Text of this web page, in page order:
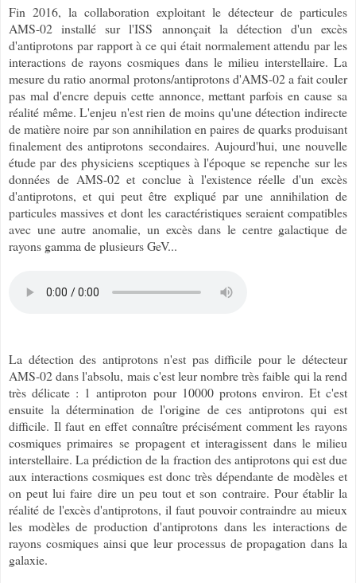
Fin 2016, la collaboration exploitant le détecteur de particules
AMS-02 installé sur l'ISS annonçait la détection d'un excès
d'antiprotons par rapport à ce qui était normalement attendu par les
interactions de rayons cosmiques dans le milieu interstellaire. La
mesure du ratio anormal protons/antiprotons d'AMS-02 a fait couler
pas mal d'encre depuis cette annonce, mettant parfois en cause sa
réalité même. L'enjeu n'est rien de moins qu'une détection indirecte
de matière noire par son annihilation en paires de quarks produisant
finalement des antiprotons secondaires. Aujourd'hui, une nouvelle
étude par des physiciens sceptiques à l'époque se repenche sur les
données de AMS-02 et conclue à l'existence réelle d'un excès
d'antiprotons, et qui peut être expliqué par une annihilation de
particules massives et dont les caractéristiques seraient compatibles
avec une autre anomalie, un excès dans le centre galactique de
rayons gamma de plusieurs GeV...
La détection des antiprotons n'est pas difficile pour le détecteur
AMS-02 dans l'absolu, mais c'est leur nombre très faible qui la rend
très délicate : 1 antiproton pour 10000 protons environ. Et c'est
ensuite la détermination de l'origine de ces antiprotons qui est
difficile. Il faut en effet connaître précisément comment les rayons
cosmiques primaires se propagent et interagissent dans le milieu
interstellaire. La prédiction de la fraction des antiprotons qui est due
aux interactions cosmiques est donc très dépendante de modèles et
on peut lui faire dire un peu tout et son contraire. Pour établir la
réalité de l'excès d'antiprotons, il faut pouvoir contraindre au mieux
les modèles de production d'antiprotons dans les interactions de
rayons cosmiques ainsi que leur processus de propagation dans la
galaxie.